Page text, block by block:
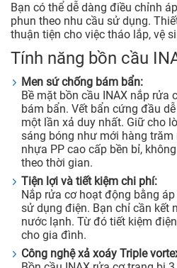
Bạn có thể dễ dàng điều chỉnh
phun theo nhu cầu sử dụng.
thuận tiện cho việc tháo lắp, vệ
Tính năng bồn cầu
Men sứ chống bám bẩn:
Bề mặt bồn cầu INAX nắp rửa
bám bẩn. Vết bẩn cứng đầu
một lần xả duy nhất. Giữ cho
sáng bóng như mới hàng
nhựa PP cao cấp bền bỉ,
theo thời gian.
Tiện lợi và tiết kiệm chi phí:
Nắp rửa cơ hoạt động bằng
sử dụng điện. Bạn chỉ cần kết
nước lạnh. Từ đó tiết kiệm
cho gia đình.
Công nghệ xả xoáy Triple